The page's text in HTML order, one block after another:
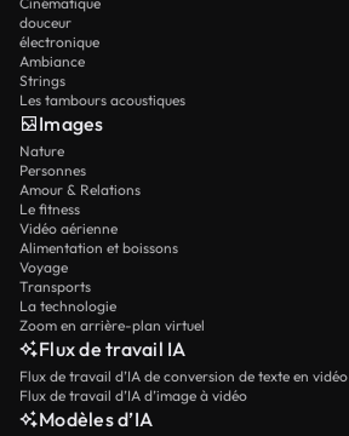
douceur
électronique
Ambiance
Strings
Les tambours acoustiques
Images
Nature
Personnes
Amour & Relations
Le fitness
Vidéo aérienne
Alimentation et boissons
Voyage
Transports
La technologie
Zoom en arrière-plan virtuel
Flux de travail IA
Flux de travail d’IA de conversion de texte en vidéo
Flux de travail d’IA d’image à vidéo
Modèles d’IA